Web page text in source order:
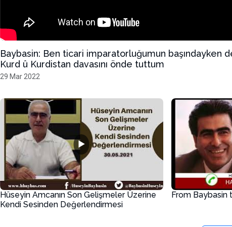
Baybasin: Ben ticari imparatorluğumun başındayken
Kurd û Kurdistan davasını önde tuttum
29 Mar 2022
▶
Hüseyin Amcanın Son Gelişmeler Üzerine
Kendi Sesinden Değerlendirmesi
From Baybasin